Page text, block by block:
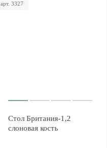
арт. 3327
Стол Британия-1,2
слоновая кость